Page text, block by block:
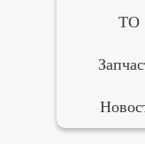
ТО